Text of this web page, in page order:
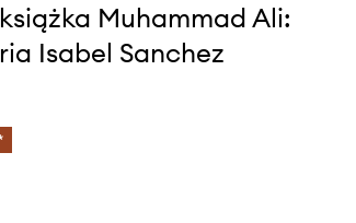
Muhammad Ali:
Isabel Sanchez